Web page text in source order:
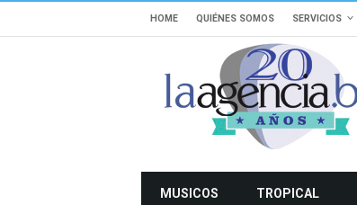
HOME QUIÉNES SOMOS SERVICIOS
MUSICOS TROPICAL